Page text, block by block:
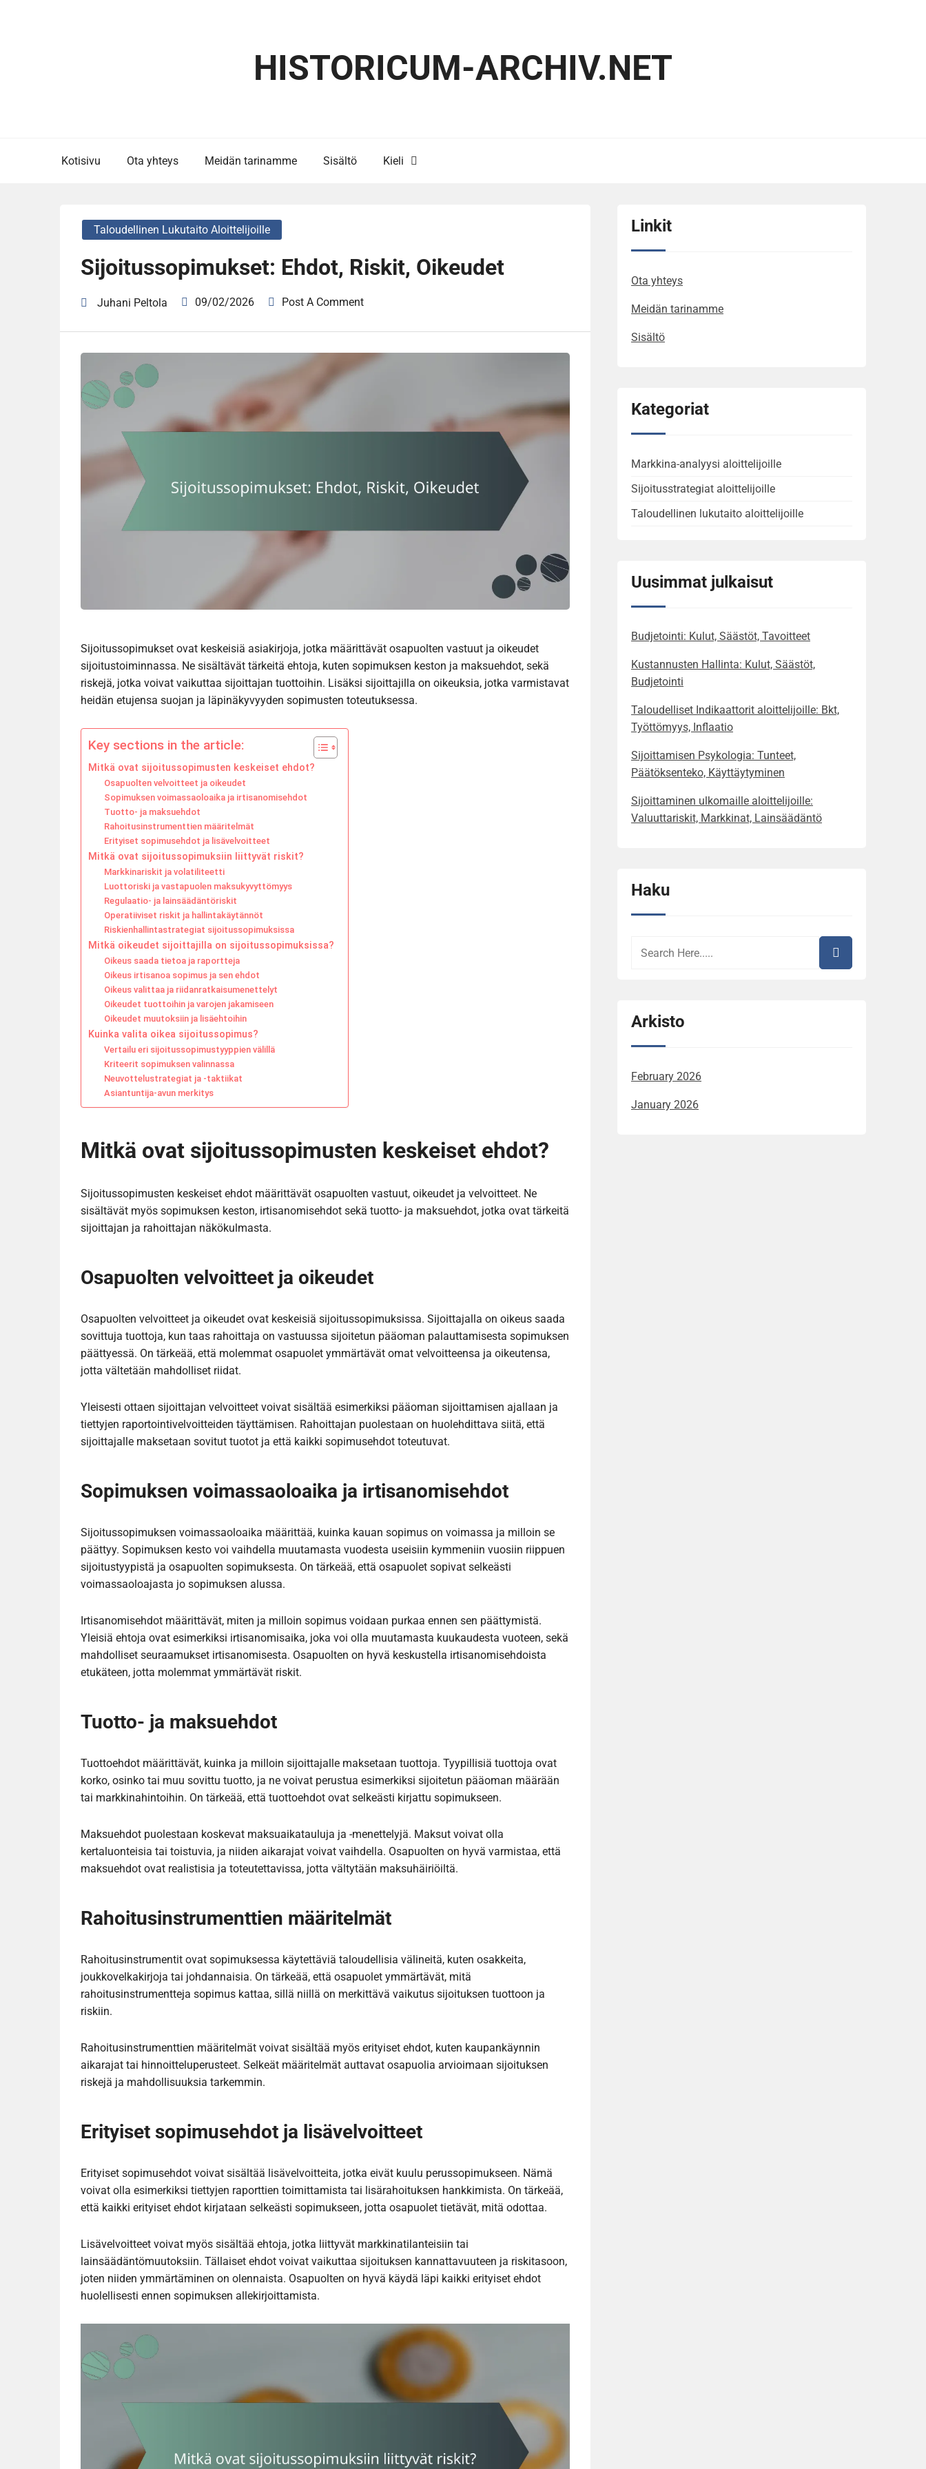
HISTORICUM-ARCHIV.NET
Kotisivu Ota yhteys Meidän tarinamme Sisältö Kieli
Taloudellinen Lukutaito Aloittelijoille
Sijoitussopimukset: Ehdot, Riskit, Oikeudet
Juhani Peltola 09/02/2026 Post A Comment
Sijoitussopimukset ovat keskeisiä asiakirjoja, jotka määrittävät osapuolten vastuut ja oikeudet
sijoitustoiminnassa. Ne sisältävät tärkeitä ehtoja, kuten sopimuksen keston ja maksuehdot, sekä
riskejä, jotka voivat vaikuttaa sijoittajan tuottoihin. Lisäksi sijoittajilla on oikeuksia, jotka varmistavat
heidän etujensa suojan ja läpinäkyvyyden sopimusten toteutuksessa.
Key sections in the article:
Mitkä ovat sijoitussopimusten keskeiset ehdot?
Osapuolten velvoitteet ja oikeudet
Sopimuksen voimassaoloaika ja irtisanomisehdot
Tuotto- ja maksuehdot
Rahoitusinstrumenttien määritelmät
Erityiset sopimusehdot ja lisävelvoitteet
Mitkä ovat sijoitussopimuksiin liittyvät riskit?
Markkinariskit ja volatiliteetti
Luottoriski ja vastapuolen maksukyvyttömyys
Regulaatio- ja lainsäädäntöriskit
Operatiiviset riskit ja hallintakäytännöt
Riskienhallintastrategiat sijoitussopimuksissa
Mitkä oikeudet sijoittajilla on sijoitussopimuksissa?
Oikeus saada tietoa ja raportteja
Oikeus irtisanoa sopimus ja sen ehdot
Oikeus valittaa ja riidanratkaisumenettelyt
Oikeudet tuottoihin ja varojen jakamiseen
Oikeudet muutoksiin ja lisäehtoihin
Kuinka valita oikea sijoitussopimus?
Vertailu eri sijoitussopimustyyppien välillä
Kriteerit sopimuksen valinnassa
Neuvottelustrategiat ja -taktiikat
Asiantuntija-avun merkitys
Mitkä ovat sijoitussopimusten keskeiset ehdot?
Sijoitussopimusten keskeiset ehdot määrittävät osapuolten vastuut, oikeudet ja velvoitteet. Ne
sisältävät myös sopimuksen keston, irtisanomisehdot sekä tuotto- ja maksuehdot, jotka ovat tärkeitä
sijoittajan ja rahoittajan näkökulmasta.
Osapuolten velvoitteet ja oikeudet
Osapuolten velvoitteet ja oikeudet ovat keskeisiä sijoitussopimuksissa. Sijoittajalla on oikeus saada
sovittuja tuottoja, kun taas rahoittaja on vastuussa sijoitetun pääoman palauttamisesta sopimuksen
päättyessä. On tärkeää, että molemmat osapuolet ymmärtävät omat velvoitteensa ja oikeutensa,
jotta vältetään mahdolliset riidat.
Yleisesti ottaen sijoittajan velvoitteet voivat sisältää esimerkiksi pääoman sijoittamisen ajallaan ja
tiettyjen raportointivelvoitteiden täyttämisen. Rahoittajan puolestaan on huolehdittava siitä, että
sijoittajalle maksetaan sovitut tuotot ja että kaikki sopimusehdot toteutuvat.
Sopimuksen voimassaoloaika ja irtisanomisehdot
Sijoitussopimuksen voimassaoloaika määrittää, kuinka kauan sopimus on voimassa ja milloin se
päättyy. Sopimuksen kesto voi vaihdella muutamasta vuodesta useisiin kymmeniin vuosiin riippuen
sijoitustyypistä ja osapuolten sopimuksesta. On tärkeää, että osapuolet sopivat selkeästi
voimassaoloajasta jo sopimuksen alussa.
Irtisanomisehdot määrittävät, miten ja milloin sopimus voidaan purkaa ennen sen päättymistä.
Yleisiä ehtoja ovat esimerkiksi irtisanomisaika, joka voi olla muutamasta kuukaudesta vuoteen, sekä
mahdolliset seuraamukset irtisanomisesta. Osapuolten on hyvä keskustella irtisanomisehdoista
etukäteen, jotta molemmat ymmärtävät riskit.
Tuotto- ja maksuehdot
Tuottoehdot määrittävät, kuinka ja milloin sijoittajalle maksetaan tuottoja. Tyypillisiä tuottoja ovat
korko, osinko tai muu sovittu tuotto, ja ne voivat perustua esimerkiksi sijoitetun pääoman määrään
tai markkinahintoihin. On tärkeää, että tuottoehdot ovat selkeästi kirjattu sopimukseen.
Maksuehdot puolestaan koskevat maksuaikatauluja ja -menettelyjä. Maksut voivat olla
kertaluonteisia tai toistuvia, ja niiden aikarajat voivat vaihdella. Osapuolten on hyvä varmistaa, että
maksuehdot ovat realistisia ja toteutettavissa, jotta vältytään maksuhäiriöiltä.
Rahoitusinstrumenttien määritelmät
Rahoitusinstrumentit ovat sopimuksessa käytettäviä taloudellisia välineitä, kuten osakkeita,
joukkovelkakirjoja tai johdannaisia. On tärkeää, että osapuolet ymmärtävät, mitä
rahoitusinstrumentteja sopimus kattaa, sillä niillä on merkittävä vaikutus sijoituksen tuottoon ja
riskiin.
Rahoitusinstrumenttien määritelmät voivat sisältää myös erityiset ehdot, kuten kaupankäynnin
aikarajat tai hinnoitteluperusteet. Selkeät määritelmät auttavat osapuolia arvioimaan sijoituksen
riskejä ja mahdollisuuksia tarkemmin.
Erityiset sopimusehdot ja lisävelvoitteet
Erityiset sopimusehdot voivat sisältää lisävelvoitteita, jotka eivät kuulu perussopimukseen. Nämä
voivat olla esimerkiksi tiettyjen raporttien toimittamista tai lisärahoituksen hankkimista. On tärkeää,
että kaikki erityiset ehdot kirjataan selkeästi sopimukseen, jotta osapuolet tietävät, mitä odottaa.
Lisävelvoitteet voivat myös sisältää ehtoja, jotka liittyvät markkinatilanteisiin tai
lainsäädäntömuutoksiin. Tällaiset ehdot voivat vaikuttaa sijoituksen kannattavuuteen ja riskitasoon,
joten niiden ymmärtäminen on olennaista. Osapuolten on hyvä käydä läpi kaikki erityiset ehdot
huolellisesti ennen sopimuksen allekirjoittamista.
Linkit
Ota yhteys
Meidän tarinamme
Sisältö
Kategoriat
Markkina-analyysi aloittelijoille
Sijoitusstrategiat aloittelijoille
Taloudellinen lukutaito aloittelijoille
Uusimmat julkaisut
Budjetointi: Kulut, Säästöt, Tavoitteet
Kustannusten Hallinta: Kulut, Säästöt,
Budjetointi
Taloudelliset Indikaattorit aloittelijoille: Bkt,
Työttömyys, Inflaatio
Sijoittamisen Psykologia: Tunteet,
Päätöksenteko, Käyttäytyminen
Sijoittaminen ulkomaille aloittelijoille:
Valuuttariskit, Markkinat, Lainsäädäntö
Haku
Arkisto
February 2026
January 2026